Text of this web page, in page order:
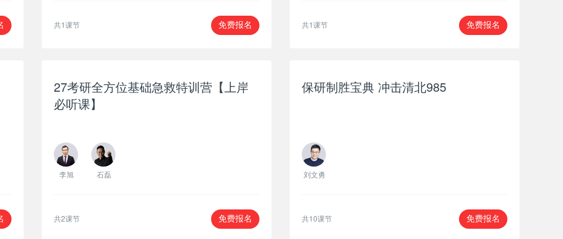
共1课节 免费报名 共1课节 免费报名
27考研全方位基础急救特训营【上岸
必听课】
李旭 石磊
共2课节 免费报名
保研制胜宝典 冲击清北985
刘文勇
共10课节 免费报名